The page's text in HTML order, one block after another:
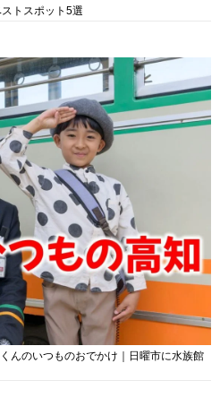
トスポット5選
んのいつものおでかけ｜日曜市に水族館